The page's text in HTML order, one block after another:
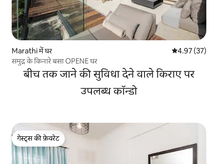
Marathi में घर औसत रेटिंग 5 में
4.97 (37)
समुद्र के किनारे बसा OPENE घर
बीच तक जाने की सुविधा देने वाले किराए पर
उपलब्ध कॉन्डो
गेस्ट्स की फ़ेवरेट
गेस्ट्स की फ़ेवरेट